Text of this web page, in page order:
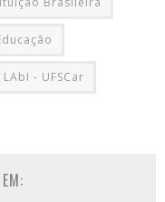
LAbI - UFSCar